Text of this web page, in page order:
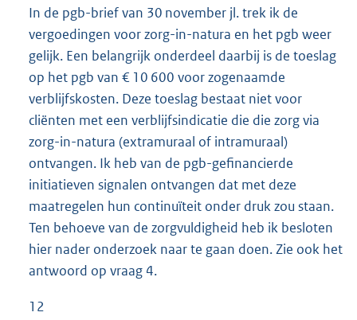
In de pgb-brief van 30 november jl. trek ik de
vergoedingen voor zorg-in-natura en het pgb weer
gelijk. Een belangrijk onderdeel daarbij is de toeslag
op het pgb van € 10 600 voor zogenaamde
verblijfskosten. Deze toeslag bestaat niet voor
cliënten met een verblijfsindicatie die die zorg via
zorg-in-natura (extramuraal of intramuraal)
ontvangen. Ik heb van de pgb-gefinancierde
initiatieven signalen ontvangen dat met deze
maatregelen hun continuïteit onder druk zou staan.
Ten behoeve van de zorgvuldigheid heb ik besloten
hier nader onderzoek naar te gaan doen. Zie ook het
antwoord op vraag 4.
12